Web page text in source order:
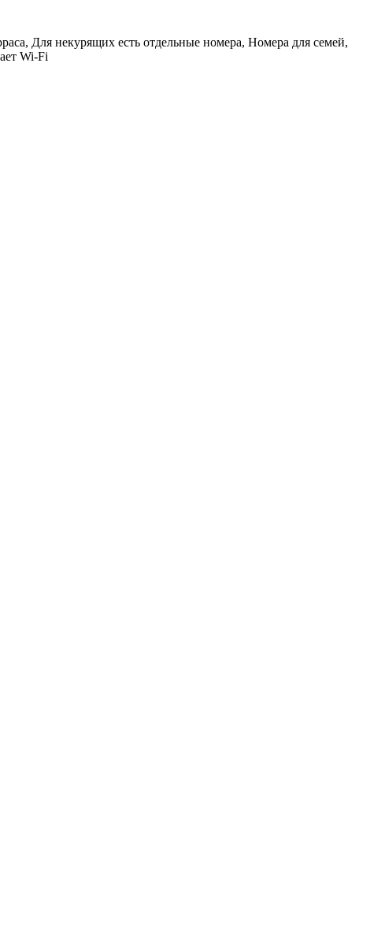
Для некурящих есть отдельные номера, Номера для семей,
Wi-Fi